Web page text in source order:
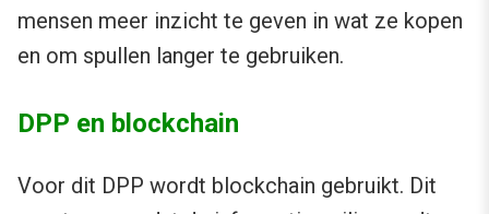
mensen meer inzicht te geven in wat ze kopen
en om spullen langer te gebruiken.
DPP en blockchain
Voor dit DPP wordt blockchain gebruikt. Dit